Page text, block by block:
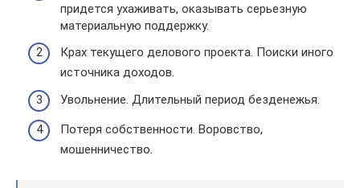
придется ухаживать, оказывать серьезную
материальную поддержку.
Крах текущего делового проекта. Поиски иного
источника доходов.
Увольнение. Длительный период безденежья.
Потеря собственности. Воровство,
мошенничество.